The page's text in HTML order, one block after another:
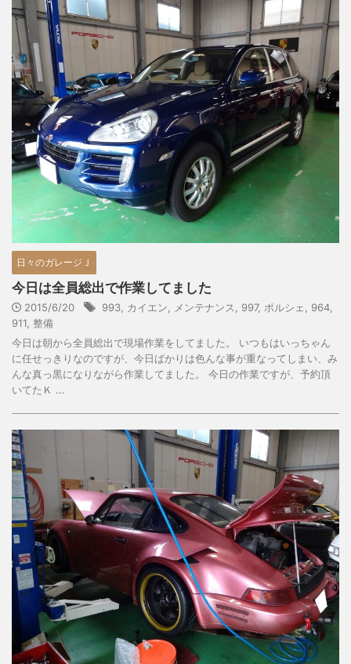
日々のガレージＪ
今日は全員総出で作業してました
2015/6/20 993 カイエン メンテナンス 997, ポルシェ 964
911 整備
今日は朝から全員総出で現場作業をしてました。 いつもはいっちゃん
に任せっきりなのですが、今日ばかりは色んな事が重なってしまい、み
んな真っ黒になりながら作業してました。 今日の作業ですが、予約頂
いてたＫ ...